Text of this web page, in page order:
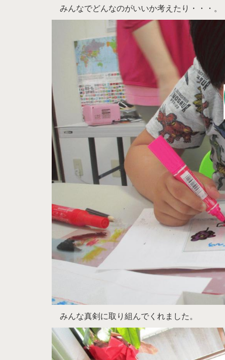
みんなでどんなのがいいか考えたり・・・。
みんな真剣に取り組んでくれました。